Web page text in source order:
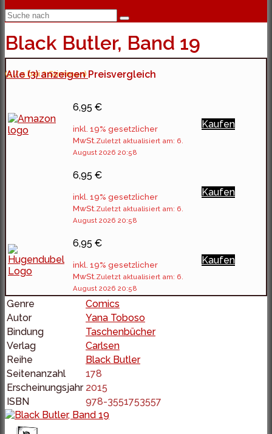
Black Butler, Band 19
(5 / 5 bei 3 Stimmen)
Alle (3) anzeigen Preisvergleich
6,95 €
inkl. 19% gesetzlicher
MwSt. Zuletzt aktualisiert am: 6.
August 2026 20:58
Kaufen
6,95 €
inkl. 19% gesetzlicher
MwSt. Zuletzt aktualisiert am: 6.
August 2026 20:58
Kaufen
6,95 €
inkl. 19% gesetzlicher
MwSt. Zuletzt aktualisiert am: 6.
August 2026 20:58
Kaufen
Genre
Comics
Autor
Yana Toboso
Bindung
Taschenbücher
Verlag
Carlsen
Reihe
Black Butler
Seitenanzahl
178
Erscheinungsjahr 2015
ISBN
978-3551753557